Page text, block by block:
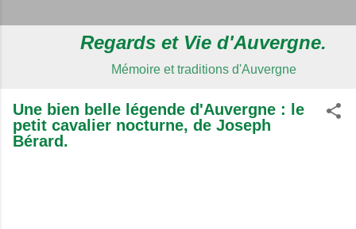
Regards et Vie d'Auvergne.
Mémoire et traditions d'Auvergne
Une bien belle légende d'Auvergne : le
petit cavalier nocturne, de Joseph
Bérard.